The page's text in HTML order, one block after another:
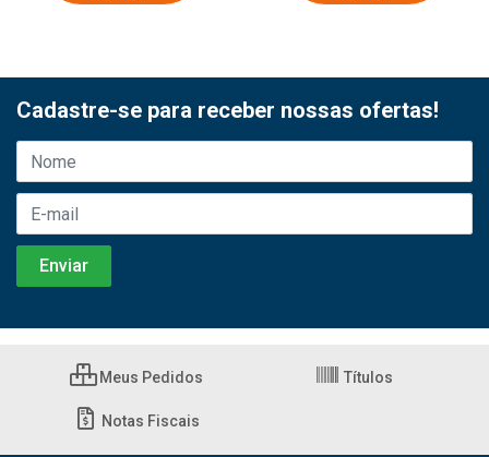
Cadastre-se para receber nossas ofertas!
Meus Pedidos Títulos
Notas Fiscais